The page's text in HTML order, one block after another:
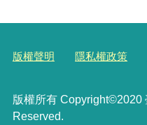
版權聲明 隱私權政策
版權所有 Copyright©2020
Reserved.